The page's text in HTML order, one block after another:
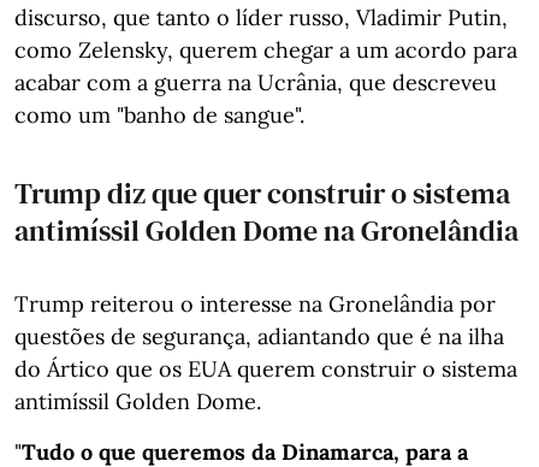
discurso, que tanto o líder russo, Vladimir Putin,
como Zelensky, querem chegar a um acordo para
acabar com a guerra na Ucrânia, que descreveu
como um "banho de sangue".
Trump diz que quer construir o sistema
antimíssil Golden Dome na Gronelândia
Trump reiterou o interesse na Gronelândia por
questões de segurança, adiantando que é na ilha
do Ártico que os EUA querem construir o sistema
antimíssil Golden Dome.
"Tudo o que queremos da Dinamarca, para a